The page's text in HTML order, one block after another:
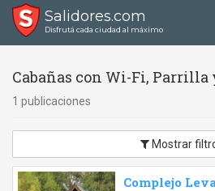
Salidores.com
Disfrutá cada ciudad al máximo
Cabañas con Wi-Fi, Parrilla
1 publicaciones
Mostrar
Complejo